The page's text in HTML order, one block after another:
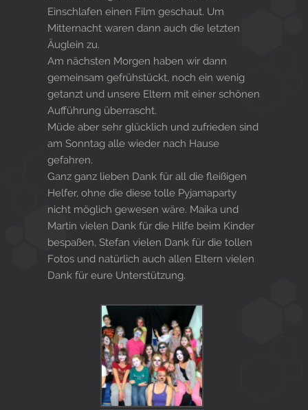
Einschlafen einen Film geschaut. Um
Mitternacht waren dann auch die letzten
Äuglein zu.
Am nächsten Morgen haben wir dann
gemeinsam gefrühstückt, noch ein wenig
getanzt und unsere Eltern mit einer schönen
Aufführung überrascht.
Müde aber sehr glücklich und zufrieden sind
am Sonntag alle wieder nach Hause
gefahren.
Ganz ganz lieben Dank für all die fleißigen
Helfer, ohne die diese tolle Pyjamaparty
nicht möglich gewesen wäre. Maika und
Martin vielen Dank für die Hilfe beim Kinder
bespaßen, Stefan vielen Dank für die tollen
Fotos und natürlich auch allen Eltern vielen
Dank für eure Unterstützung.